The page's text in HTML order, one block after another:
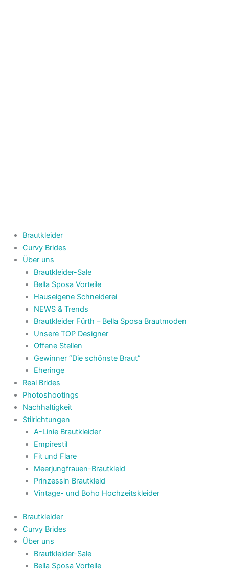
Brautkleider
Curvy Brides
Über uns
Brautkleider-Sale
Bella Sposa Vorteile
Hauseigene Schneiderei
NEWS & Trends
Brautkleider Fürth – Bella Sposa Brautmoden
Unsere TOP Designer
Offene Stellen
Gewinner “Die schönste Braut”
Eheringe
Real Brides
Photoshootings
Nachhaltigkeit
Stilrichtungen
A-Linie Brautkleider
Empirestil
Fit und Flare
Meerjungfrauen-Brautkleid
Prinzessin Brautkleid
Vintage- und Boho Hochzeitskleider
Brautkleider
Curvy Brides
Über uns
Brautkleider-Sale
Bella Sposa Vorteile